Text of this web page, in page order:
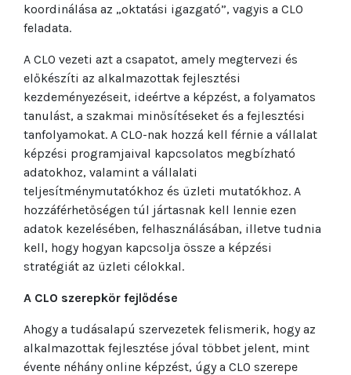
koordinálása az „oktatási igazgató”, vagyis a CLO
feladata.
A CLO vezeti azt a csapatot, amely megtervezi és
előkészíti az alkalmazottak fejlesztési
kezdeményezéseit, ideértve a képzést, a folyamatos
tanulást, a szakmai minősítéseket és a fejlesztési
tanfolyamokat. A CLO-nak hozzá kell férnie a vállalat
képzési programjaival kapcsolatos megbízható
adatokhoz, valamint a vállalati
teljesítménymutatókhoz és üzleti mutatókhoz. A
hozzáférhetőségen túl jártasnak kell lennie ezen
adatok kezelésében, felhasználásában, illetve tudnia
kell, hogy hogyan kapcsolja össze a képzési
stratégiát az üzleti célokkal.
A CLO szerepkör fejlődése
Ahogy a tudásalapú szervezetek felismerik, hogy az
alkalmazottak fejlesztése jóval többet jelent, mint
évente néhány online képzést, úgy a CLO szerepe